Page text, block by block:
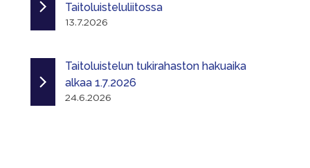
Taitoluisteluliitossa
13.7.2026
Taitoluistelun tukirahaston hakuaika
alkaa 1.7.2026
24.6.2026